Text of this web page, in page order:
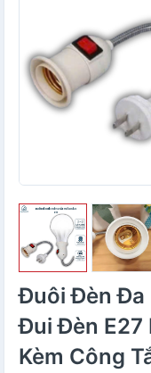
Đuôi Đèn Đa
Đui Đèn E27
Kèm Công